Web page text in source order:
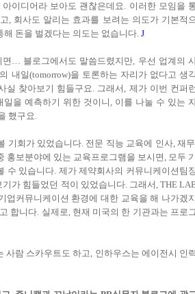
이디어라 보아도 괜찮은데요. 이러한 모임을
, 회사도 알리는 효과를 보려는 의도가 기본적
해 돈을 벌겠다는 의도는 없습니다. J
… 블로그에서도 말씀드렸지만, 우선 업계의
내일(tomorrow)을 토론하는 자리가 없다고 생
실 찾아보기 힘들구요. 그래서, 제가 이번 컨퍼런
일을 예측하기 위한 것이니, 이를 나눌 수 있는
했구요.
기회가 있었습니다. 전문 직능 교육에 인사, 재
홍보분야에 있는 교육프로그램을 보시면, 모두 기
수 있습니다. 제가 제약회사의 커뮤니케이션팀
가 힘들었던 적이 있었습니다. 그래서, THE
업커뮤니케이션 환경에 대한 교육을 해 나가겠지
합니다. 실제로, 현재 미국의 한 기관과는 프로
람 스카우트도 하고, 인하우스는 에이전시 인력